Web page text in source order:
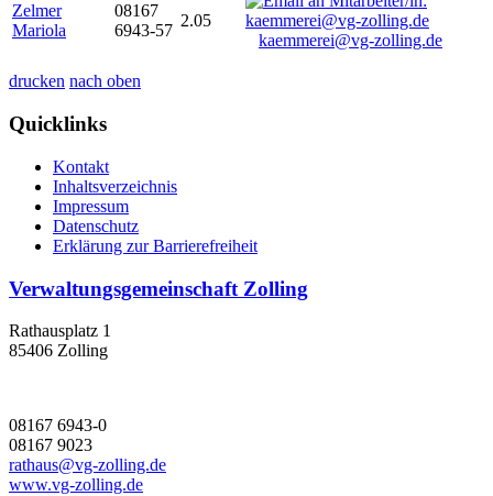
Zelmer
Mariola
08167
6943-57
2.05
kaemmerei@vg-zolling.de
drucken nach oben
Quicklinks
Kontakt
Inhaltsverzeichnis
Impressum
Datenschutz
Erklärung zur Barrierefreiheit
Verwaltungsgemeinschaft Zolling
Rathausplatz 1
85406 Zolling
08167 6943-0
08167 9023
rathaus@vg-zolling.de
www.vg-zolling.de